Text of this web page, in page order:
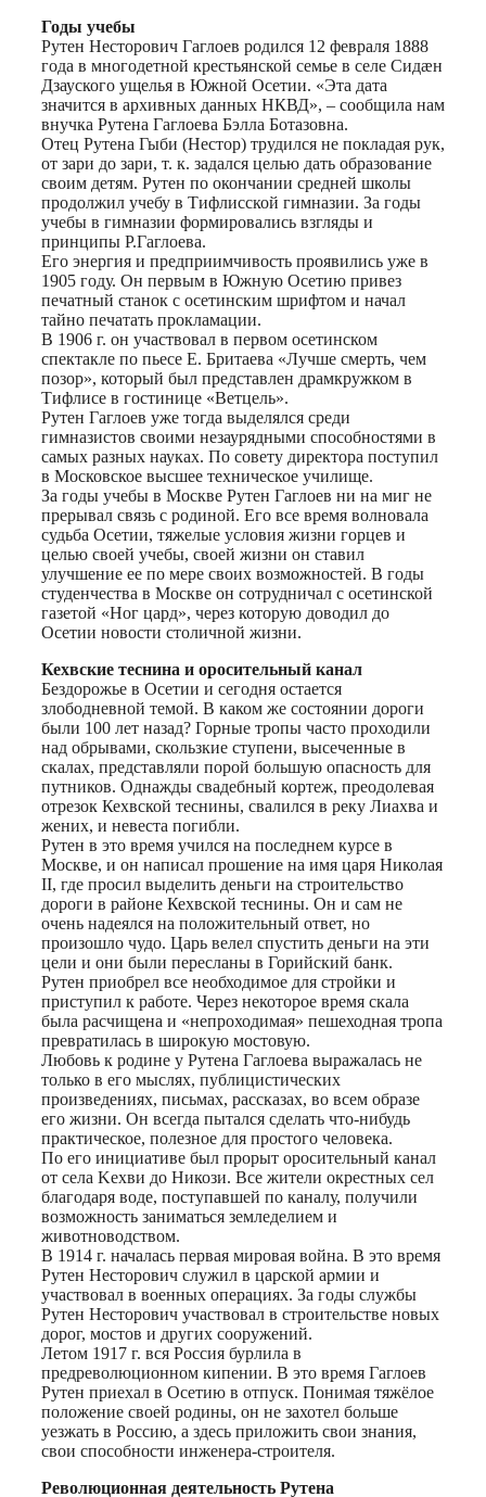
Годы учебы
Рутен Несторович Гаглоев родился 12 февраля 1888
года в многодетной крестьянской семье в селе Сидæн
Дзауского ущелья в Южной Осетии. «Эта дата
значится в архивных данных НКВД», – сообщила нам
внучка Рутена Гаглоева Бэлла Ботазовна.
Отец Рутена Гыби (Нестор) трудился не покладая рук,
от зари до зари, т. к. задался целью дать образование
своим детям. Рутен по окончании средней школы
продолжил учебу в Тифлисской гимназии. За годы
учебы в гимназии формировались взгляды и
принципы Р.Гаглоева.
Его энергия и предприимчивость проявились уже в
1905 году. Он первым в Южную Осетию привез
печатный станок с осетинским шрифтом и начал
тайно печатать прокламации.
В 1906 г. он участвовал в первом осетинском
спектакле по пьесе Е. Бритаева «Лучше смерть, чем
позор», который был представлен драмкружком в
Тифлисе в гостинице «Ветцель».
Рутен Гаглоев уже тогда выделялся среди
гимназистов своими незаурядными способностями в
самых разных науках. По совету директора поступил
в Московское высшее техническое училище.
За годы учебы в Москве Рутен Гаглоев ни на миг не
прерывал связь с родиной. Его все время волновала
судьба Осетии, тяжелые условия жизни горцев и
целью своей учебы, своей жизни он ставил
улучшение ее по мере своих возможностей. В годы
студенчества в Москве он сотрудничал с осетинской
газетой «Ног цард», через которую доводил до
Осетии новости столичной жизни.
Кехвские теснина и оросительный канал
Бездорожье в Осетии и сегодня остается
злободневной темой. В каком же состоянии дороги
были 100 лет назад? Горные тропы часто проходили
над обрывами, скользкие ступени, высеченные в
скалах, представляли порой большую опасность для
путников. Однажды свадебный кортеж, преодолевая
отрезок Кехвской теснины, свалился в реку Лиахва и
жених, и невеста погибли.
Рутен в это время учился на последнем курсе в
Москве, и он написал прошение на имя царя Николая
II, где просил выделить деньги на строительство
дороги в районе Кехвской теснины. Он и сам не
очень надеялся на положительный ответ, но
произошло чудо. Царь велел спустить деньги на эти
цели и они были пересланы в Горийский банк.
Рутен приобрел все необходимое для стройки и
приступил к работе. Через некоторое время скала
была расчищена и «непроходимая» пешеходная тропа
превратилась в широкую мостовую.
Любовь к родине у Рутена Гаглоева выражалась не
только в его мыслях, публицистических
произведениях, письмах, рассказах, во всем образе
его жизни. Он всегда пытался сделать что-нибудь
практическое, полезное для простого человека.
По его инициативе был прорыт оросительный канал
от села Kexви до Никози. Все жители окрестных сел
благодаря воде, поступавшей по каналу, получили
возможность заниматься земледелием и
животноводством.
В 1914 г. началась первая мировая война. В это время
Рутен Несторович служил в царской армии и
участвовал в военных операциях. За годы службы
Рутен Несторович участвовал в строительстве новых
дорог, мостов и других сооружений.
Летом 1917 г. вся Россия бурлила в
предреволюционном кипении. В это время Гаглоев
Рутен приехал в Осетию в отпуск. Понимая тяжёлое
положение своей родины, он не захотел больше
уезжать в Россию, а здесь приложить свои знания,
свои способности инженера-строителя.
Революционная деятельность Рутена